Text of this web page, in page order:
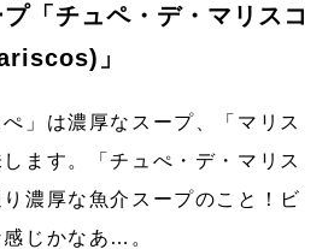
「チュペ・デ・マリスコ
」
」は濃厚なスープ、「マリス
ます。「チュぺ・デ・マリス
濃厚な魚介スープのこと！ビ
じかなあ…。